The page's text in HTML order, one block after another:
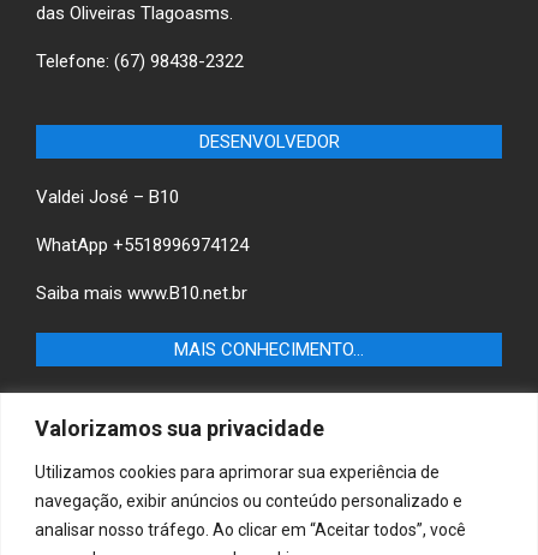
Valorizamos sua privacidade
Utilizamos cookies para aprimorar sua experiência de
navegação, exibir anúncios ou conteúdo personalizado e
analisar nosso tráfego. Ao clicar em “Aceitar todos”, você
das Oliveiras Tlagoasms.
Telefone: (67) 98438-2322
DESENVOLVEDOR
Valdei José – B10
WhatApp +5518996974124
Saiba mais www.B10.net.br
MAIS CONHECIMENTO…
Castilho-SP e descubra as melhores empresas e serviços
locais.
B10 Brasil – Informação e Poder